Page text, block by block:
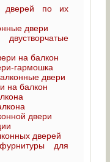
дверей по их
двери
на балкон
гармошка
двери
на балкон
двери
дверей
для